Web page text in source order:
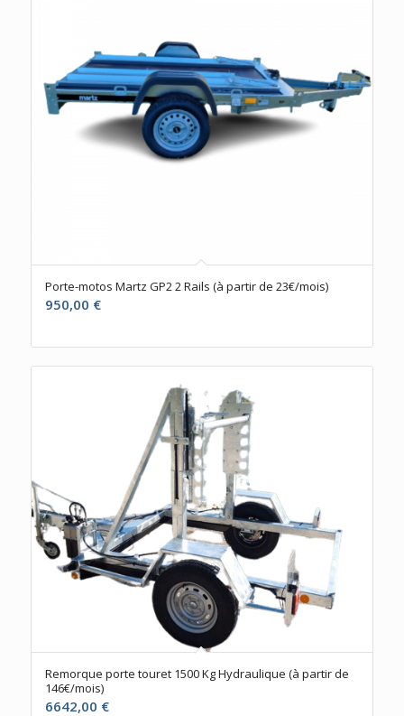
Porte-motos Martz GP2 2 Rails (à partir de 23€/mois)
950,00 €
Remorque porte touret 1500 Kg Hydraulique (à partir de
146€/mois)
6642,00 €